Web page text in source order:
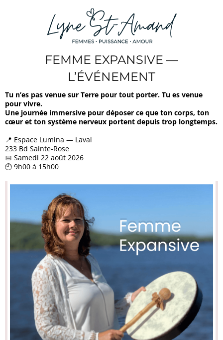
FEMME EXPANSIVE —
L’ÉVÉNEMENT
Tu n’es pas venue sur Terre pour tout porter. Tu es venue
pour vivre.
Une journée immersive pour déposer ce que ton corps, ton
cœur et ton système nerveux portent depuis trop longtemps.
📍 Espace Lumina — Laval
233 Bd Sainte-Rose
📅 Samedi 22 août 2026
🕘 9h00 à 15h00